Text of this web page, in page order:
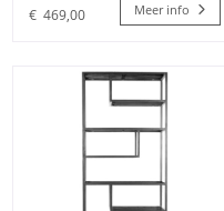
€ 469,00 Meer info